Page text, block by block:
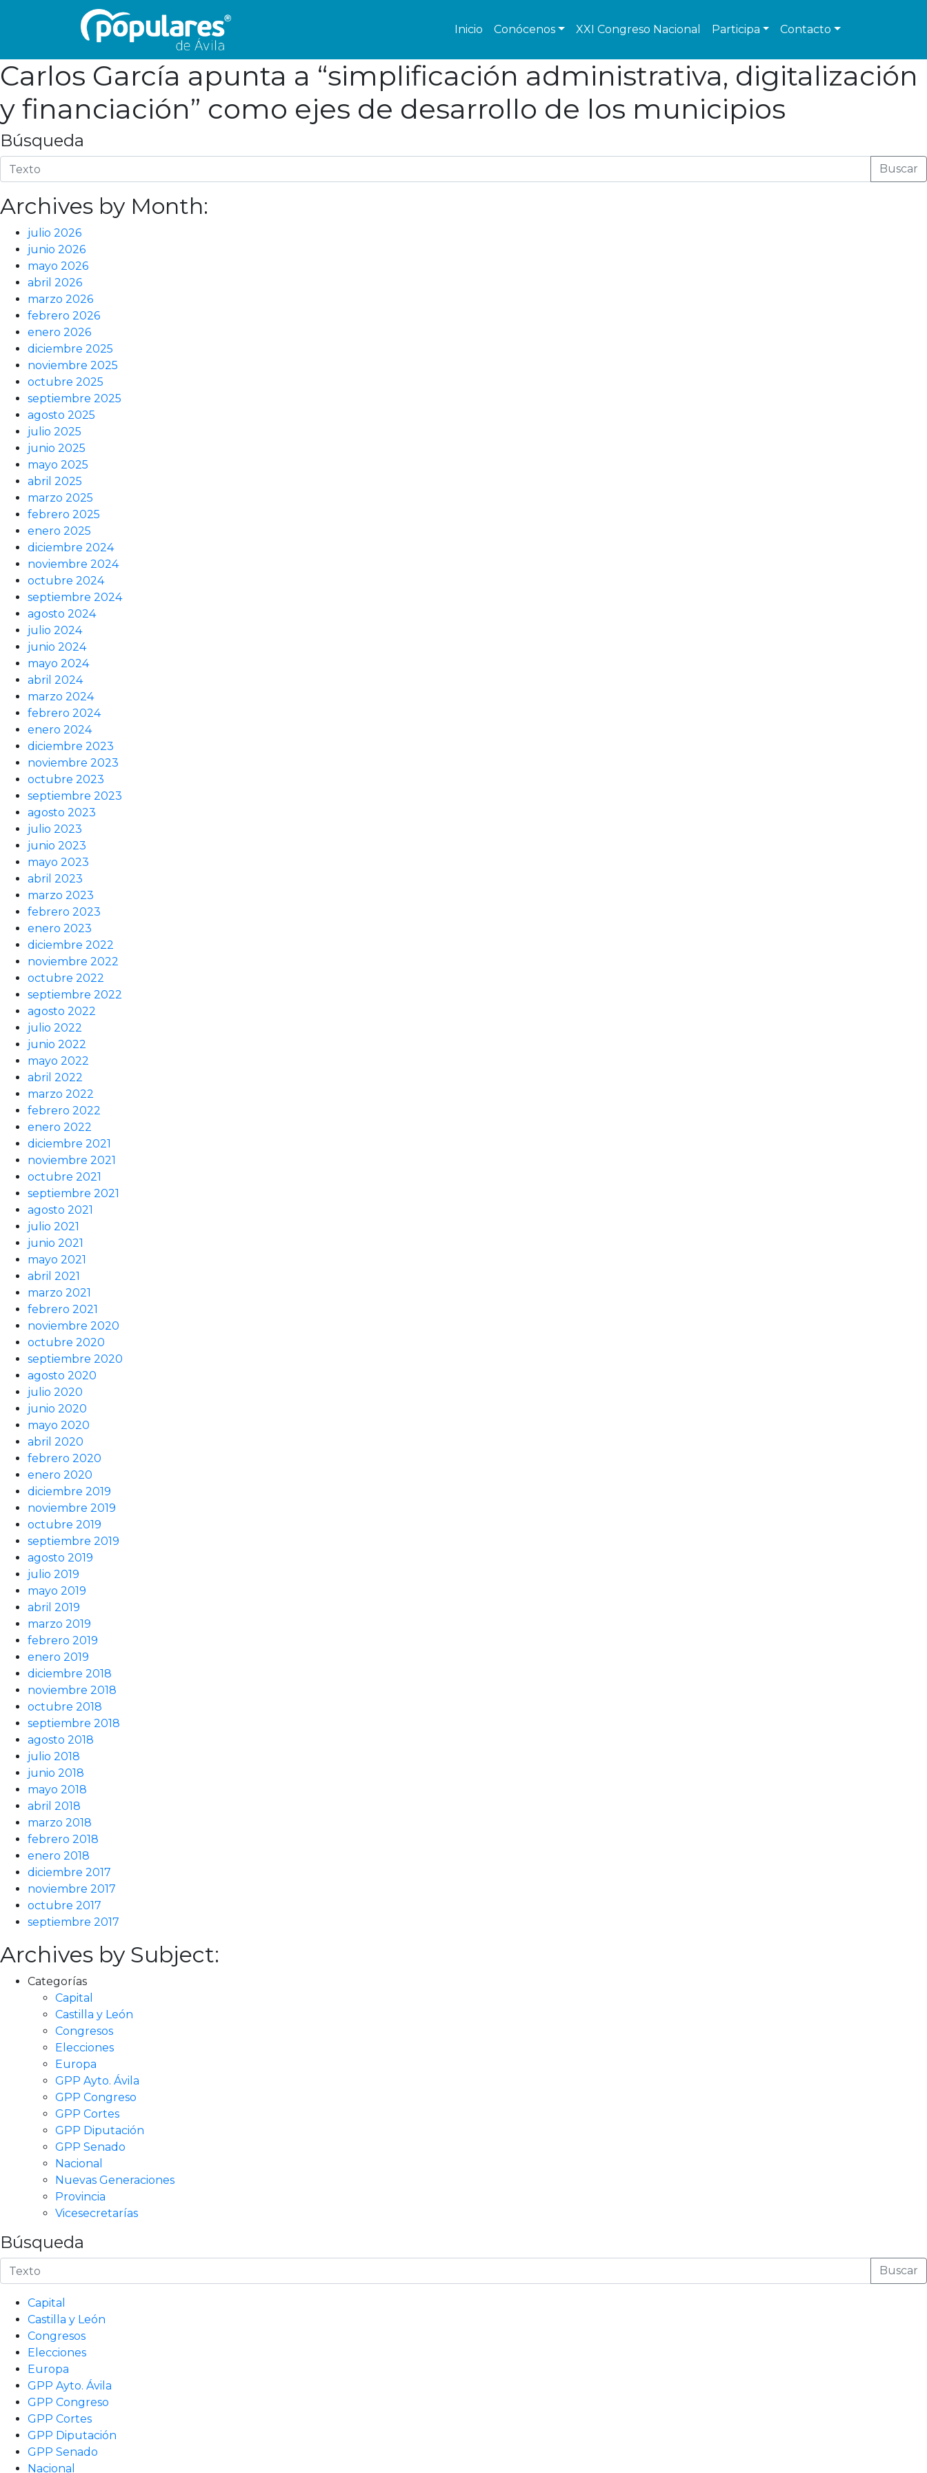
Inicio Conócenos XXI Congreso Nacional Participa Contacto
Carlos García apunta a “simplificación administrativa, digitalización
y financiación” como ejes de desarrollo de los municipios
Búsqueda
Buscar
Archives by Month:
julio 2026
junio 2026
mayo 2026
abril 2026
marzo 2026
febrero 2026
enero 2026
diciembre 2025
noviembre 2025
octubre 2025
septiembre 2025
agosto 2025
julio 2025
junio 2025
mayo 2025
abril 2025
marzo 2025
febrero 2025
enero 2025
diciembre 2024
noviembre 2024
octubre 2024
septiembre 2024
agosto 2024
julio 2024
junio 2024
mayo 2024
abril 2024
marzo 2024
febrero 2024
enero 2024
diciembre 2023
noviembre 2023
octubre 2023
septiembre 2023
agosto 2023
julio 2023
junio 2023
mayo 2023
abril 2023
marzo 2023
febrero 2023
enero 2023
diciembre 2022
noviembre 2022
octubre 2022
septiembre 2022
agosto 2022
julio 2022
junio 2022
mayo 2022
abril 2022
marzo 2022
febrero 2022
enero 2022
diciembre 2021
noviembre 2021
octubre 2021
septiembre 2021
agosto 2021
julio 2021
junio 2021
mayo 2021
abril 2021
marzo 2021
febrero 2021
noviembre 2020
octubre 2020
septiembre 2020
agosto 2020
julio 2020
junio 2020
mayo 2020
abril 2020
febrero 2020
enero 2020
diciembre 2019
noviembre 2019
octubre 2019
septiembre 2019
agosto 2019
julio 2019
mayo 2019
abril 2019
marzo 2019
febrero 2019
enero 2019
diciembre 2018
noviembre 2018
octubre 2018
septiembre 2018
agosto 2018
julio 2018
junio 2018
mayo 2018
abril 2018
marzo 2018
febrero 2018
enero 2018
diciembre 2017
noviembre 2017
octubre 2017
septiembre 2017
Archives by Subject:
Categorías
Capital
Castilla y León
Congresos
Elecciones
Europa
GPP Ayto. Ávila
GPP Congreso
GPP Cortes
GPP Diputación
GPP Senado
Nacional
Nuevas Generaciones
Provincia
Vicesecretarías
Búsqueda
Buscar
Capital
Castilla y León
Congresos
Elecciones
Europa
GPP Ayto. Ávila
GPP Congreso
GPP Cortes
GPP Diputación
GPP Senado
Nacional